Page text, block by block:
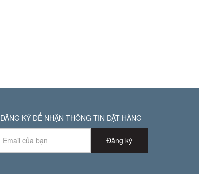
ĐĂNG KÝ ĐỂ NHẬN THÔNG TIN ĐẶT HÀNG
Đăng ký